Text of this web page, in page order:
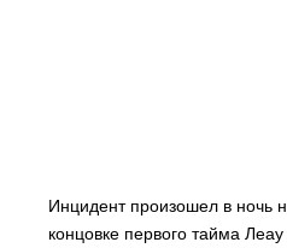
Инцидент произошел в ночь
концовке первого тайма